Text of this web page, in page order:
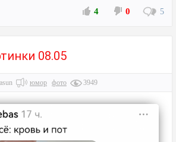
4 0 5
08.05
юмор фото 3949